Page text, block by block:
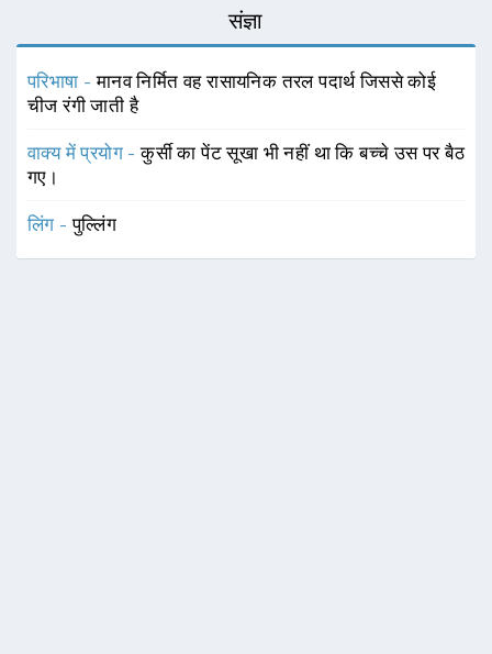
संज्ञा
परिभाषा -मानव निर्मित वह रासायनिक तरल पदार्थ जिससे कोई
चीज रंगी जाती है
वाक्य में प्रयोग -कुर्सी का पेंट सूखा भी नहीं था कि बच्चे उस पर बैठ
गए।
लिंग -पुल्लिंग